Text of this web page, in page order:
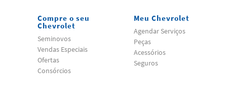
Compre o seu
Chevrolet
Seminovos
Vendas Especiais
Ofertas
Consórcios
Meu Chevrolet
Agendar Serviços
Peças
Acessórios
Seguros